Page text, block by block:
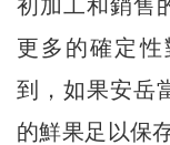
初加工和銷售
更多的確定
到，如果安岳
的鮮果足以保